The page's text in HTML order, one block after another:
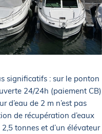
significatifs : sur le ponton
24/24h (paiement CB)
d’eau de 2 m n’est pas
de récupération d’eaux
tonnes et d’un élévateur